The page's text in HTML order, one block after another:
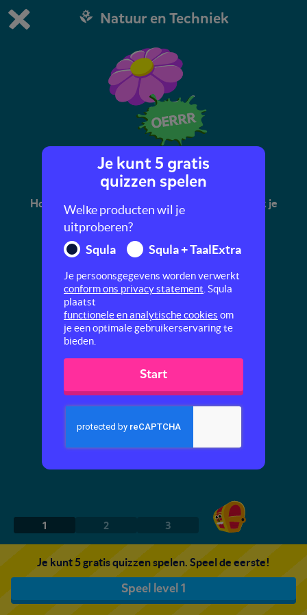
Dit is de gratis demo van Squla.
Bestel nu
0 1
Natuur en Techniek
Wilde bloemen
Hou jij ook zo van de natuur? In deze quiz ontdek je
meer over bloemen en planten.
1 2 3
Je kunt 5 gratis quizzen spelen. Speel de eerste!
Speel level 1
Je kunt 5 gratis
quizzen spelen
Welke producten wil je
uitproberen?
Squla
Squla + TaalExtra
Je persoonsgegevens worden verwerkt
conform ons privacy statement . Squla
plaatst
functionele en analytische cookies om
je een optimale gebruikerservaring te
bieden.
Start